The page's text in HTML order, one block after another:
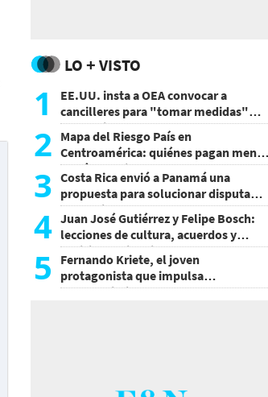
LO + VISTO
1
EE.UU. insta a OEA convocar a
cancilleres para "tomar medidas"
sobre Nicaragua
2 Mapa del Riesgo País en
Centroamérica: quiénes pagan menos
y cuáles mejoraron
3 Costa Rica envió a Panamá una
propuesta para solucionar disputa
comercial
4 Juan José Gutiérrez y Felipe Bosch:
lecciones de cultura, acuerdos y
decisiones sin miedo
5
Fernando Kriete, el joven
protagonista que impulsa
emprendimientos y talentos